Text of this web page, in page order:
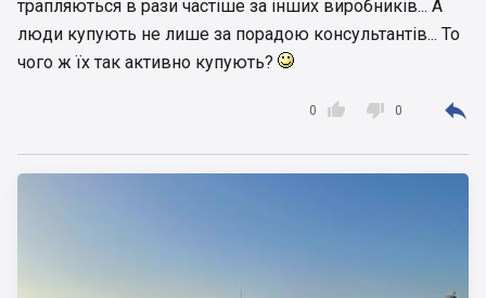
трапляються в рази частіше за інших виробників... А
люди купують не лише за порадою консультантів... То
чого ж їх так активно купують?

0  0 